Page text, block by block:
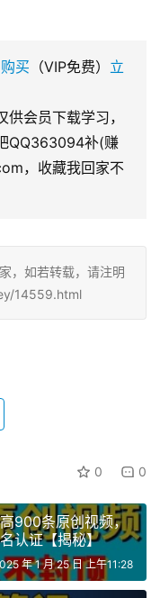
买 （VIP免费） 立
会员下载学习，
QQ363094补(赚
，收藏我回家不
，如若转载，请注明
14559.html
0 0
900条原创视频，
认证【揭秘】
年 1 月 25 日 上午11:28